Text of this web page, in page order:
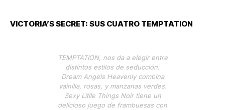
VICTORIA’S SECRET: SUS CUATRO TEMPTATION
TEMPTATION, nos da a elegir entre
distintos estilos de seducción.
Dream Angels Heavenly combina
vainilla, rosas, y manzanas verdes.
Sexy Litlle Things Noir tiene un
delicioso juego de frambuesas con